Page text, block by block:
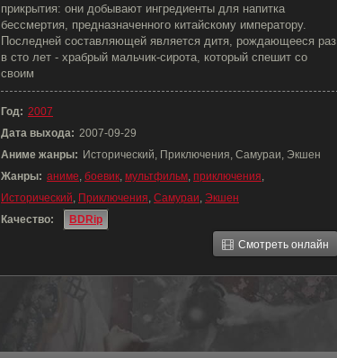
прикрытия: они добывают ингредиенты для напитка
бессмертия, предназначенного китайскому императору.
Последней составляющей является дитя, рождающееся раз
в сто лет - храбрый мальчик-сирота, который спешит со
своим
Год: 2007
Дата выхода: 2007-09-29
Аниме жанры: Исторический, Приключения, Самураи, Экшен
Жанры: аниме, боевик, мультфильм, приключения,
Исторический, Приключения, Самураи, Экшен
Качество:
BDRip
Смотреть онлайн